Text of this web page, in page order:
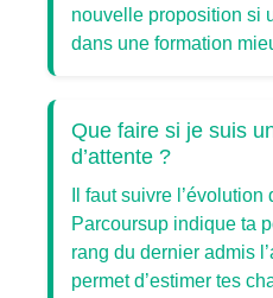
nouvelle proposition si
dans une formation
Que faire si je suis
d’attente ?
Il faut suivre
Parcoursup indique ta
rang du dernier admis
permet d’estimer tes